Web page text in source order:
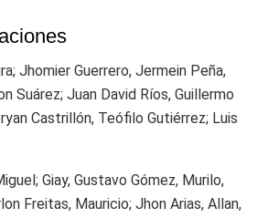
Jhomier Guerrero, Jermein Peña,
Suárez; Juan David Ríos, Guillermo
Castrillón, Teófilo Gutiérrez; Luis
Giay, Gustavo Gómez, Murilo,
Freitas, Mauricio; Jhon Arias, Allan,